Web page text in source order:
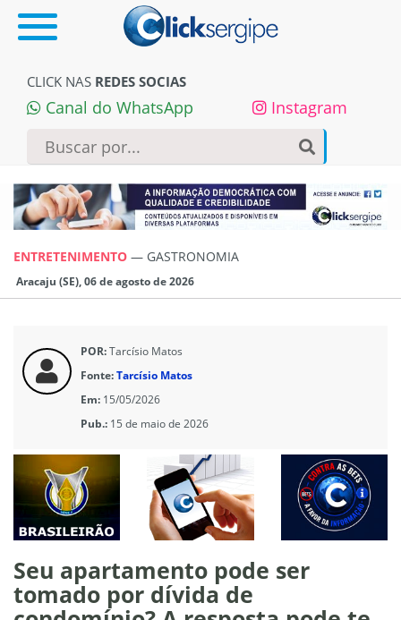
CLICK NAS REDES SOCIAS
Canal do WhatsApp Instagram
ENTRETENIMENTO — GASTRONOMIA
Aracaju (SE), 06 de agosto de 2026
POR:Tarcísio Matos
Fonte:Tarcísio Matos
Em: 15/05/2026
Pub.: 15 de maio de 2026
Seu apartamento pode ser
tomado por dívida de